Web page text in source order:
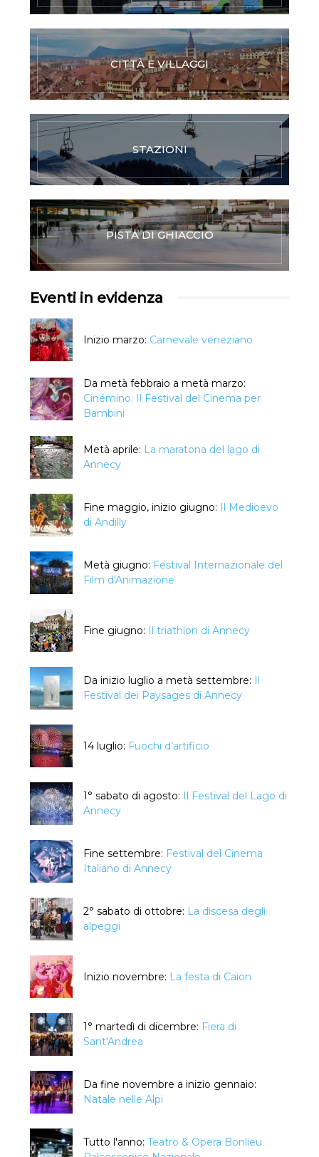
CITTÀ E VILLAGGI
STAZIONI
PISTA DI GHIACCIO
Eventi in evidenza
Inizio marzo: Carnevale veneziano
Da metà febbraio a metà marzo:
Cinémino: Il Festival del Cinema per
Bambini
Metà aprile: La maratona del lago di
Annecy
Fine maggio, inizio giugno: Il Medioevo
di Andilly
Metà giugno: Festival Internazionale del
Film d'Animazione
Fine giugno: Il triathlon di Annecy
Da inizio luglio a metà settembre: Il
Festival dei Paysages di Annecy
14 luglio: Fuochi d’artificio
1° sabato di agosto: Il Festival del Lago di
Annecy
Fine settembre: Festival del Cinema
Italiano di Annecy
2° sabato di ottobre: La discesa degli
alpeggi
Inizio novembre: La festa di Caion
1° martedì di dicembre: Fiera di
Sant'Andrea
Da fine novembre a inizio gennaio:
Natale nelle Alpi
Tutto l'anno: Teatro & Opera Bonlieu